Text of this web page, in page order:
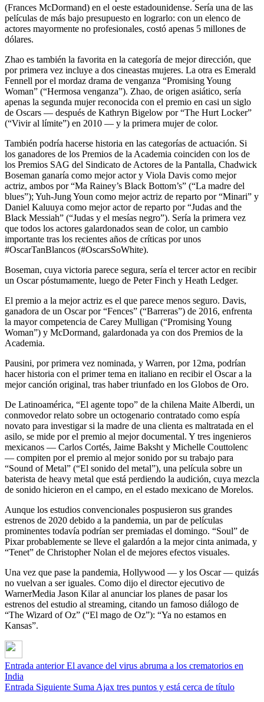
(Frances McDormand) en el oeste estadounidense. Sería una de las
películas de más bajo presupuesto en lograrlo: con un elenco de
actores mayormente no profesionales, costó apenas 5 millones de
dólares.
Zhao es también la favorita en la categoría de mejor dirección, que
por primera vez incluye a dos cineastas mujeres. La otra es Emerald
Fennell por el mordaz drama de venganza “Promising Young
Woman” (“Hermosa venganza”). Zhao, de origen asiático, sería
apenas la segunda mujer reconocida con el premio en casi un siglo
de Oscars — después de Kathryn Bigelow por “The Hurt Locker”
(“Vivir al límite”) en 2010 — y la primera mujer de color.
También podría hacerse historia en las categorías de actuación. Si
los ganadores de los Premios de la Academia coinciden con los de
los Premios SAG del Sindicato de Actores de la Pantalla, Chadwick
Boseman ganaría como mejor actor y Viola Davis como mejor
actriz, ambos por “Ma Rainey’s Black Bottom’s” (“La madre del
blues”); Yuh-Jung Youn como mejor actriz de reparto por “Minari” y
Daniel Kaluuya como mejor actor de reparto por “Judas and the
Black Messiah” (“Judas y el mesías negro”). Sería la primera vez
que todos los actores galardonados sean de color, un cambio
importante tras los recientes años de críticas por unos
#OscarTanBlancos (#OscarsSoWhite).
Boseman, cuya victoria parece segura, sería el tercer actor en recibir
un Oscar póstumamente, luego de Peter Finch y Heath Ledger.
El premio a la mejor actriz es el que parece menos seguro. Davis,
ganadora de un Oscar por “Fences” (“Barreras”) de 2016, enfrenta
la mayor competencia de Carey Mulligan (“Promising Young
Woman”) y McDormand, galardonada ya con dos Premios de la
Academia.
Pausini, por primera vez nominada, y Warren, por 12ma, podrían
hacer historia con el primer tema en italiano en recibir el Oscar a la
mejor canción original, tras haber triunfado en los Globos de Oro.
De Latinoamérica, “El agente topo” de la chilena Maite Alberdi, un
conmovedor relato sobre un octogenario contratado como espía
novato para investigar si la madre de una clienta es maltratada en el
asilo, se mide por el premio al mejor documental. Y tres ingenieros
mexicanos — Carlos Cortés, Jaime Baksht y Michelle Couttolenc
— compiten por el premio al mejor sonido por su trabajo para
“Sound of Metal” (“El sonido del metal”), una película sobre un
baterista de heavy metal que está perdiendo la audición, cuya mezcla
de sonido hicieron en el campo, en el estado mexicano de Morelos.
Aunque los estudios convencionales pospusieron sus grandes
estrenos de 2020 debido a la pandemia, un par de películas
prominentes todavía podrían ser premiadas el domingo. “Soul” de
Pixar probablemente se lleve el galardón a la mejor cinta animada, y
“Tenet” de Christopher Nolan el de mejores efectos visuales.
Una vez que pase la pandemia, Hollywood — y los Oscar — quizás
no vuelvan a ser iguales. Como dijo el director ejecutivo de
WarnerMedia Jason Kilar al anunciar los planes de pasar los
estrenos del estudio al streaming, citando un famoso diálogo de
“The Wizard of Oz” (“El mago de Oz”): “Ya no estamos en
Kansas”.
Entrada anterior El avance del virus abruma a los crematorios en
India
Entrada Siguiente Suma Ajax tres puntos y está cerca de título